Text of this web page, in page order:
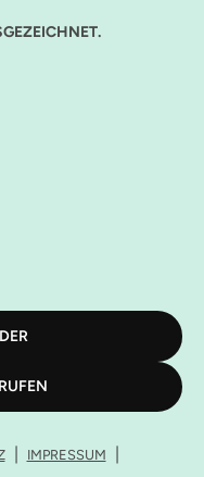
IMPRESSUM